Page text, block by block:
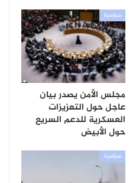
سياسية
مجلس الأمن يصدر بيان
عاجل حول التعزيزات
العسكرية للدعم السريع
حول الأبيض
سياسية